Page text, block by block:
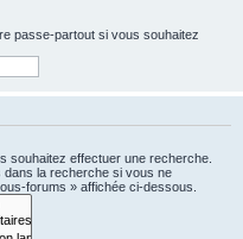
passe-partout si vous souhaitez
souhaitez effectuer une recherche.
dans la recherche si vous ne
forums » affichée ci-dessous.